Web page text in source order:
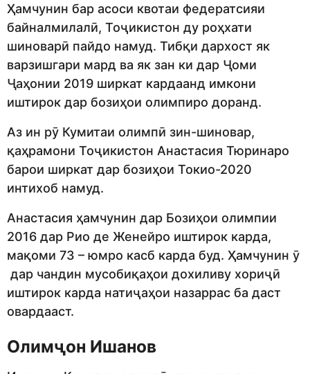
Ҳамчунин бар асоси квотаи федератсияи
байналмилалӣ, Тоҷикистон ду роҳхати
шиноварӣ пайдо намуд. Тибқи дархост як
варзишгари мард ва як зан ки дар Ҷоми
Ҷаҳонии 2019 ширкат кардаанд имкони
иштирок дар бозиҳои олимпиро доранд.
Аз ин рӯ Кумитаи олимпӣ зин-шиновар,
қаҳрамони Тоҷикистон Анастасия Тюринаро
барои ширкат дар бозиҳои Токио-2020
интихоб намуд.
Анастасия ҳамчунин дар Бозиҳои олимпии
2016 дар Рио де Женейро иштирок карда,
мақоми 73 – юмро касб карда буд. Ҳамчунин ӯ
дар чандин мусобиқаҳои дохиливу хориҷӣ
иштирок карда натиҷаҳои назаррас ба даст
овардааст.
Олимҷон Ишанов